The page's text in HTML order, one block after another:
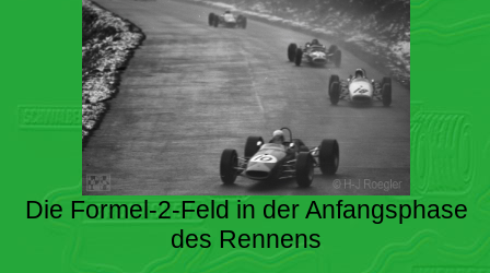
Die Formel-2-Feld in der Anfangsphase
des Rennens